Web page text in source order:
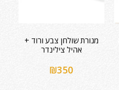
מנורת שולחן צבע ורוד +
אהיל צילינדר
₪350